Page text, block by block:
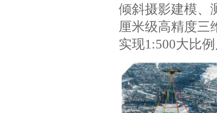
倾斜摄影建模、
厘米级高精度三
实现1:500大比